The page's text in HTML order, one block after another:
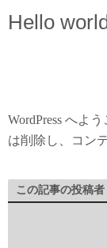
Hello
WordPress へよ
は削除し、コン
この記事の投稿者